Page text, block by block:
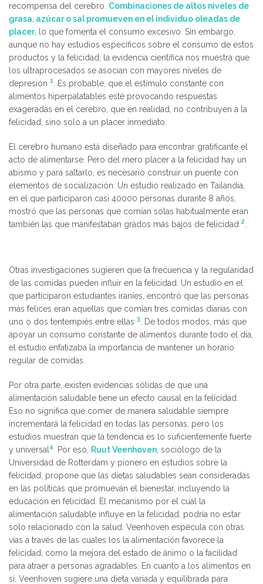
recompensa del cerebro. Combinaciones de altos niveles de
grasa, azúcar o sal promueven en el individuo oleadas de
placer, lo que fomenta el consumo excesivo. Sin embargo,
aunque no hay estudios específicos sobre el consumo de estos
productos y la felicidad, la evidencia científica nos muestra que
los ultraprocesados se asocian con mayores niveles de
depresión 1
. Es probable, que el estímulo constante con
alimentos hiperpalatables esté provocando respuestas
exageradas en el cerebro, que en realidad, no contribuyen a la
felicidad, sino solo a un placer inmediato.
El cerebro humano está diseñado para encontrar gratificante el
acto de alimentarse. Pero del mero placer a la felicidad hay un
abismo y para saltarlo, es necesario construir un puente con
elementos de socialización. Un estudio realizado en Tailandia,
en el que participaron casi 40000 personas durante 8 años,
mostró que las personas que comían solas habitualmente eran
también las que manifestaban grados más bajos de felicidad 2
Otras investigaciones sugieren que la frecuencia y la regularidad
de las comidas pueden influir en la felicidad. Un estudio en el
que participaron estudiantes iraníes, encontró que las personas
más felices eran aquellas que comían tres comidas diarias con
uno o dos tentempiés entre ellas 3
. De todos modos, más que
apoyar un consumo constante de alimentos durante todo el día,
el estudio enfatizaba la importancia de mantener un horario
regular de comidas.
Por otra parte, existen evidencias sólidas de que una
alimentación saludable tiene un efecto causal en la felicidad.
Eso no significa que comer de manera saludable siempre
incrementará la felicidad en todas las personas, pero los
estudios muestran que la tendencia es lo suficientemente fuerte
y universal 4 . Por eso, Ruut Veenhoven , sociólogo de la
Universidad de Rotterdam y pionero en estudios sobre la
felicidad, propone que las dietas saludables sean consideradas
en las políticas que promuevan el bienestar, incluyendo la
educación en felicidad. El mecanismo por el cual la
alimentación saludable influye en la felicidad, podría no estar
solo relacionado con la salud. Veenhoven especula con otras
vías a través de las cuales los la alimentación favorece la
felicidad, como la mejora del estado de ánimo o la facilidad
para atraer a personas agradables. En cuanto a los alimentos en
sí, Veenhoven sugiere una dieta variada y equilibrada para